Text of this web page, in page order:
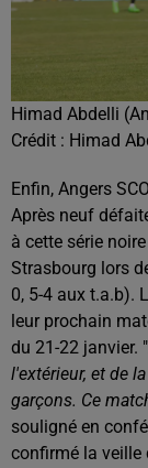
Himad Abdelli
Crédit : Himad
Enfin, Angers
Après neuf
à cette série
Strasbourg lors
0, 5-4 aux t.a.b).
leur prochain
du 21-22 janvier. "
l'extérieur, et de
garçons. Ce
souligné en
confirmé la veille